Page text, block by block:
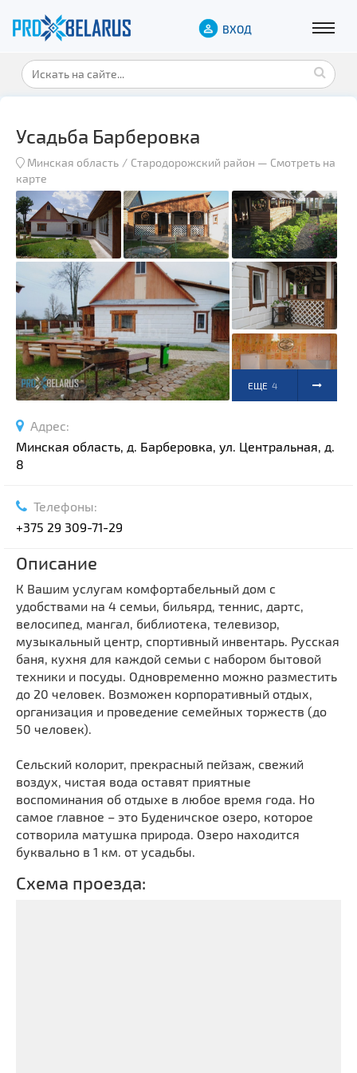
ВХОД
Усадьба Барберовка
Минская область Стародорожский район — Смотреть на
карте
ЕЩЕ 4
Адрес:
Минская область, д. Барберовка, ул. Центральная, д.
8
Телефоны:
+375 29 309-71-29
Описание
К Вашим услугам комфортабельный дом с
удобствами на 4 семьи, бильярд, теннис, дартс,
велосипед, мангал, библиотека, телевизор,
музыкальный центр, спортивный инвентарь. Русская
баня, кухня для каждой семьи с набором бытовой
техники и посуды. Одновременно можно разместить
до 20 человек. Возможен корпоративный отдых,
организация и проведение семейных торжеств (до
50 человек).
Сельский колорит, прекрасный пейзаж, свежий
воздух, чистая вода оставят приятные
воспоминания об отдыхе в любое время года. Но
самое главное – это Буденичское озеро, которое
сотворила матушка природа. Озеро находится
буквально в 1 км. от усадьбы.
Схема проезда: